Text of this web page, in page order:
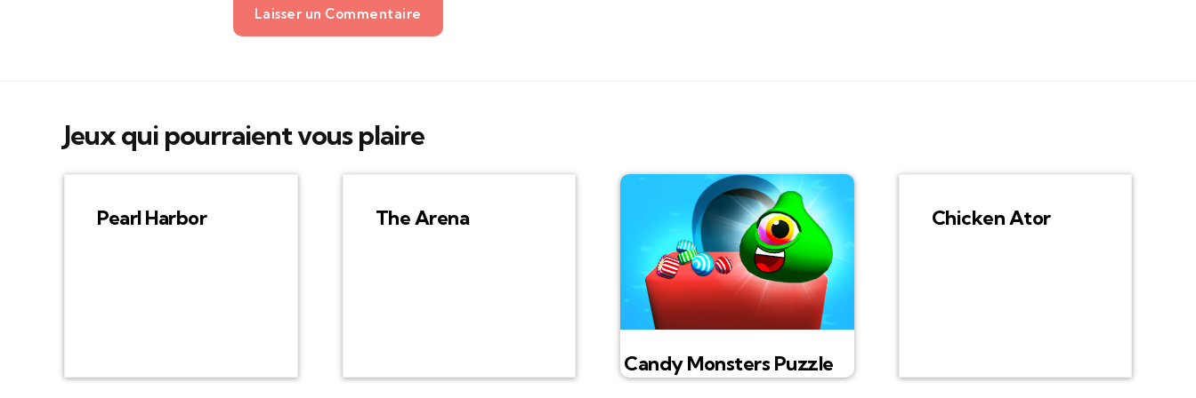
Laisser un Commentaire
Jeux qui pourraient vous plaire
Pearl Harbor The Arena
Candy Monsters Puzzle
Chicken Ator